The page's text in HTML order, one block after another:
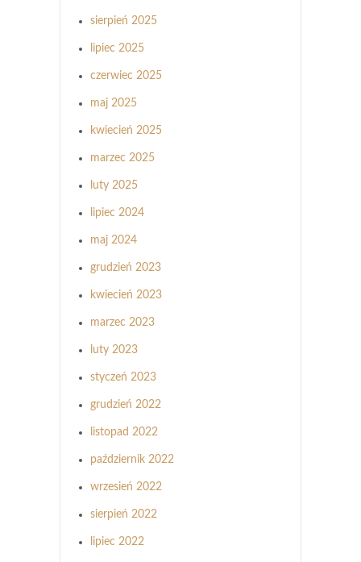
sierpień 2025
lipiec 2025
czerwiec 2025
maj 2025
kwiecień 2025
marzec 2025
luty 2025
lipiec 2024
maj 2024
grudzień 2023
kwiecień 2023
marzec 2023
luty 2023
styczeń 2023
grudzień 2022
listopad 2022
październik 2022
wrzesień 2022
sierpień 2022
lipiec 2022